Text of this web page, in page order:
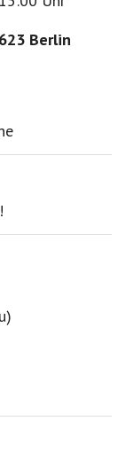
über
Berlin
)